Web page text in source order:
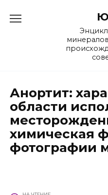
Анортит:
области
химическая
фотографии